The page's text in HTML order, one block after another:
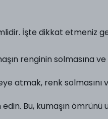
İşte dikkat etmeniz
renginin solmasına
atmak, renk solmasını
Bu, kumaşın ömrünü